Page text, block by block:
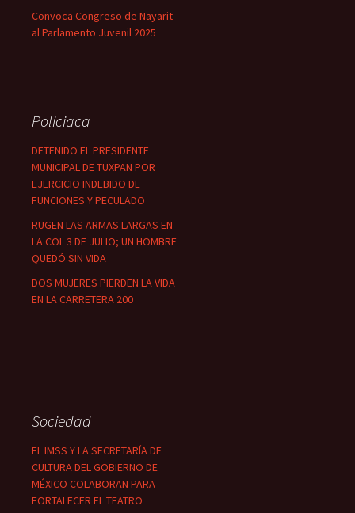
Convoca Congreso de Nayarit
al Parlamento Juvenil 2025
Policiaca
DETENIDO EL PRESIDENTE
MUNICIPAL DE TUXPAN POR
EJERCICIO INDEBIDO DE
FUNCIONES Y PECULADO
RUGEN LAS ARMAS LARGAS EN
LA COL 3 DE JULIO; UN HOMBRE
QUEDÓ SIN VIDA
DOS MUJERES PIERDEN LA VIDA
EN LA CARRETERA 200
Sociedad
EL IMSS Y LA SECRETARÍA DE
CULTURA DEL GOBIERNO DE
MÉXICO COLABORAN PARA
FORTALECER EL TEATRO